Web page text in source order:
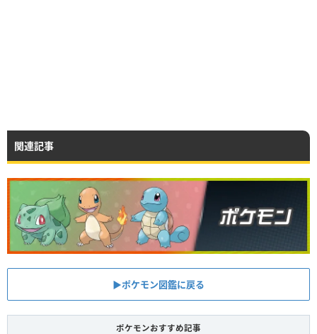
関連記事
▶︎ポケモン図鑑に戻る
ポケモンおすすめ記事